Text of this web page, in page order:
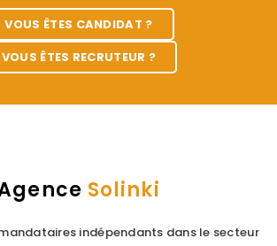
VOUS ÊTES CANDIDAT ?
VOUS ÊTES RECRUTEUR ?
Solinki
indépendants dans le secteur